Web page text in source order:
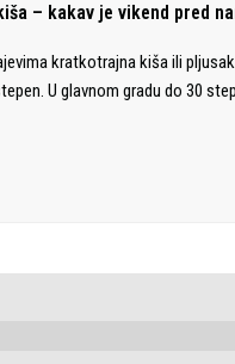
– kakav je vikend pred
kratkotrajna kiša ili
U glavnom gradu do 30